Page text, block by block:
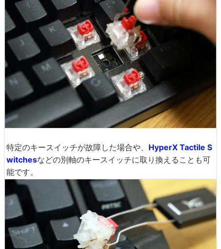
特定のキースイッチが故障した場合や、 HyperX Tactile S
witchesなどの別軸のキースイッチに取り換えることも可
能です。